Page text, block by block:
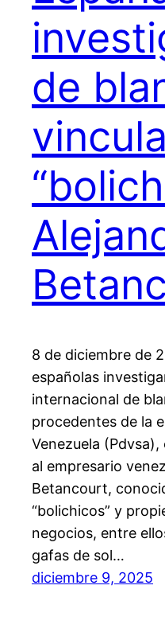
de
8 de diciembre de
españolas
internacional de
procedentes de la
Venezuela
al empresario
Betancourt,
“bolichicos” y
negocios, entre
gafas de sol…
diciembre 9, 2025